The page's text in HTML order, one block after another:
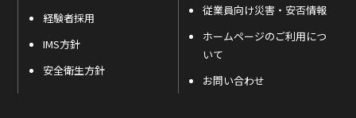
経験者採用
IMS方針
安全衛生方針
従業員向け災害・安否情報
ホームページのご利用につ
いて
お問い合わせ